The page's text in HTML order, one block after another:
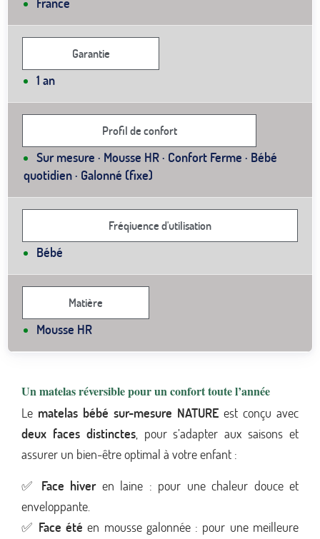
Garantie
1 an
Profil de confort
Sur mesure · Mousse HR · Confort Ferme · Bébé
quotidien · Galonné (fixe)
Fréqiuence d'utilisation
Bébé
Matière
Mousse HR
Un matelas réversible pour un confort toute l’année
Le matelas bébé sur-mesure NATURE est conçu avec
deux faces distinctes, pour s’adapter aux saisons et
assurer un bien-être optimal à votre enfant :
✅ Face hiveren laine : pour une chaleur douce et
enveloppante.
✅ Face été en mousse galonnée : pour une meilleure